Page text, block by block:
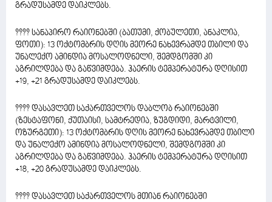
გრადუსამდე დაიკლებს.
???? სანაპირო რაიონებში (ბათუმი, ქობულეთი, ანაკლია,
ფოთი): 13 ოქტომბრის დღის მეორე ნახევრამდე თბილი და
უნალექო ამინდია მოსალოდნელი, შემდგომში კი
აგრილდება და გაწვიმდება. ჰაერის ტემპერატურა დღისით
+19, +21 გრადუსამდე დაიკლებს.
???? დასავლეთ საქართველოს დაბლობ რაიონებში
(ზესტაფონი, ქუთაისი, სამტრედია, ზუგდიდი, მარტვილი,
ოზურგეთი): 13 ოქტომბრის დღის მეორე ნახევრამდე თბილი
და უნალექო ამინდია მოსალოდნელი, შემდგომში კი
აგრილდება და გაწვიმდება. ჰაერის ტემპერატურა დღისით
+18, +20 გრადუსამდე დაიკლებს.
???? დასავლეთ საქართველოს მთიან რაიონებში